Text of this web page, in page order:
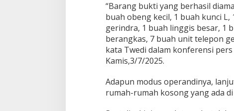
“Barang bukti yang berhasil
buah obeng kecil, 1 buah kunci
gerindra, 1 buah linggis besar, 1
berangkas, 7 buah unit telepon
kata Twedi dalam konferensi
Kamis,3/7/2025.
Adapun modus operandinya,
rumah-rumah kosong yang ada